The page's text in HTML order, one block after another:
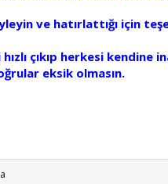
ve hatırlattığı için
çıkıp herkesi
eksik olmasın.